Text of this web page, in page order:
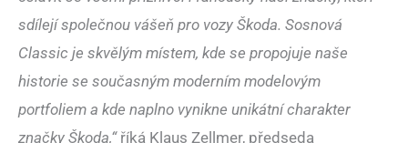
sdílejí společnou vášeň pro vozy Škoda. Sosnová
Classic je skvělým místem, kde se propojuje naše
historie se současným moderním modelovým
portfoliem a kde naplno vynikne unikátní charakter
značky Škoda,“říká Klaus Zellmer, předseda